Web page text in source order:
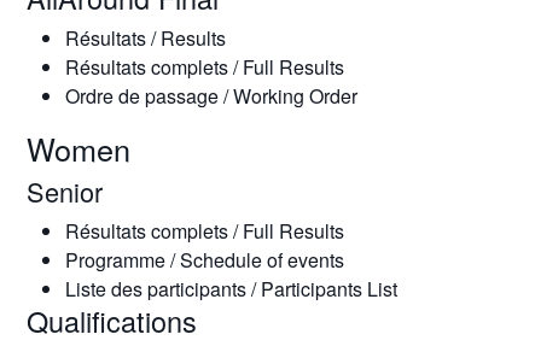
Résultats / Results
Résultats complets / Full Results
Ordre de passage / Working Order
Women
Senior
Résultats complets / Full Results
Programme / Schedule of events
Liste des participants / Participants List
Qualifications